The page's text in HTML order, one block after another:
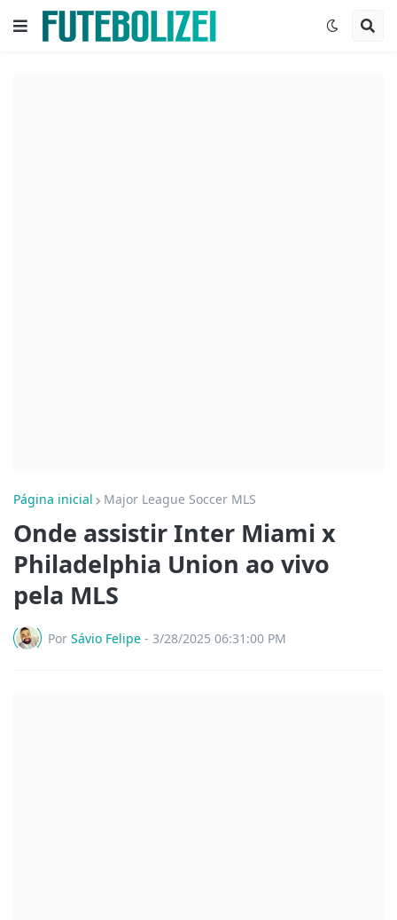
Página inicial Major League Soccer MLS
Onde assistir Inter Miami x
Philadelphia Union ao vivo
pela MLS
Por Sávio Felipe - 3/28/2025 06:31:00 PM